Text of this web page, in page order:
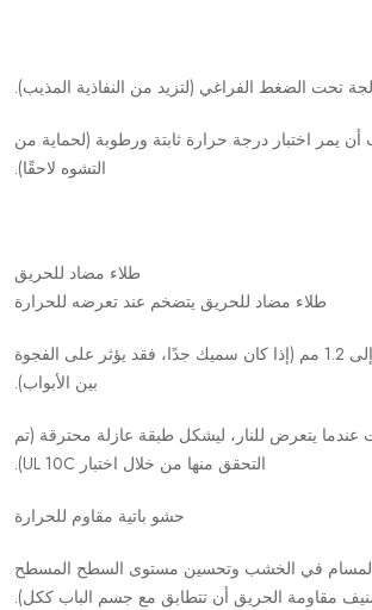
تحت الضغط الفراغي (لتزيد من النفاذية المذيب).
يمر اختبار درجة حرارة ثابتة ورطوبة (لحماية من
التشوه لاحقًا).
طلاء مضاد للحريق
طلاء مضاد للحريق يتضخم عند تعرضه للحرارة
سُمك الطلاء هو 0.5 إلى 1.2 مم (إذا كان سميك جدًا، فقد يؤثر على الفجوة
بين الأبواب).
5 إلى 10 مرات عندما يتعرض للنار، ليشكل طبقة عازلة محترقة (تم
التحقق منها من خلال اختبار UL 10C).
حشو باتية مقاوم للحرارة
في الخشب وتحسين مستوى السطح المسطح
مقاومة الحريق أن تتطابق مع جسم الباب ككل).